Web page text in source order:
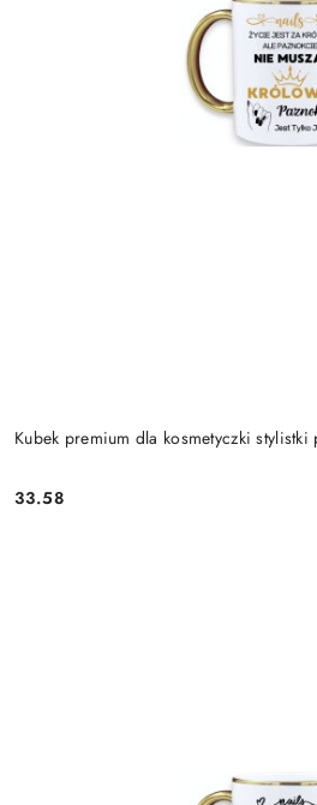
Kubek premium dla kosmetyczki
Cena:
33.58